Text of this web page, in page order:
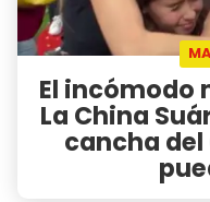
El incómodo
La China
cancha